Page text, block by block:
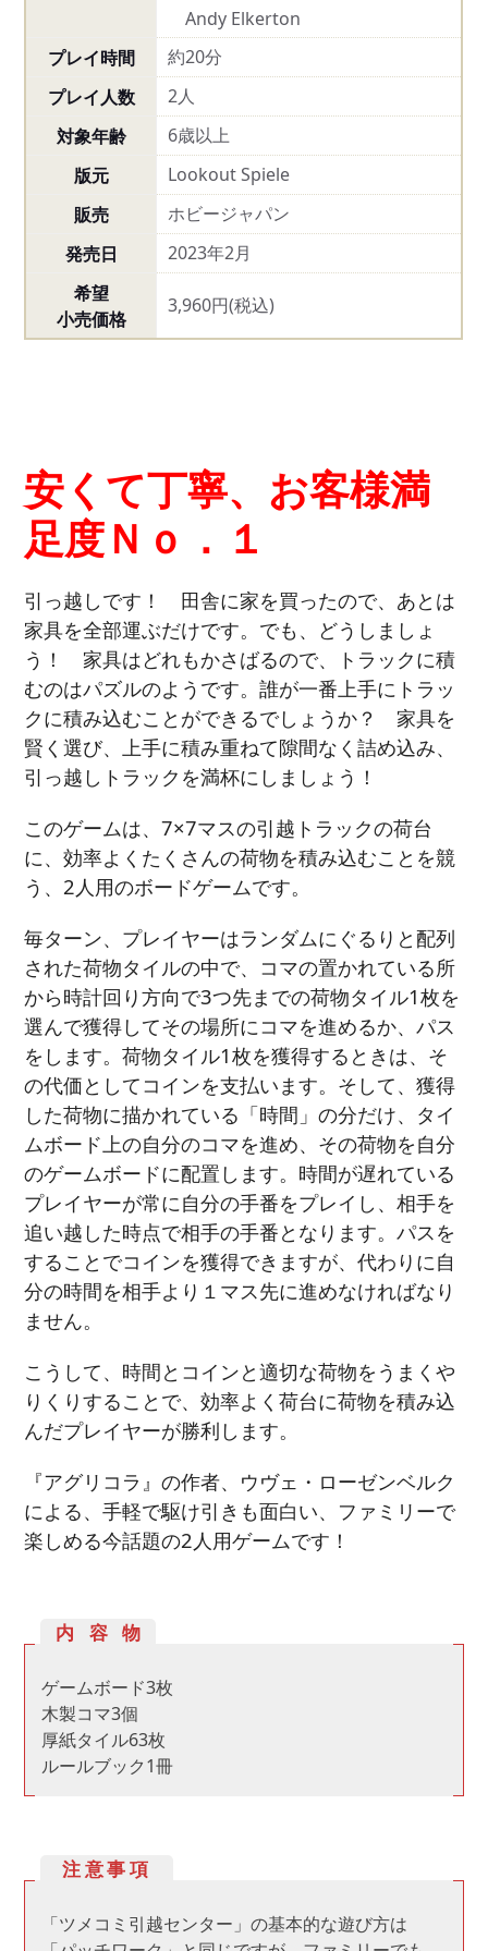
Andy Elkerton
プレイ時間
約20分
プレイ人数
2人
対象年齢
6歳以上
版元
Lookout Spiele
販売
ホビージャパン
発売日
2023年2月
希望
小売価格
3,960円(税込)
安くて丁寧、お客様満
足度Ｎｏ．１
引っ越しです！ 田舎に家を買ったので、あとは
家具を全部運ぶだけです。でも、どうしましょ
う！ 家具はどれもかさばるので、トラックに積
むのはパズルのようです。誰が一番上手にトラッ
クに積み込むことができるでしょうか？ 家具を
賢く選び、上手に積み重ねて隙間なく詰め込み、
引っ越しトラックを満杯にしましょう！
このゲームは、7×7マスの引越トラックの荷台
に、効率よくたくさんの荷物を積み込むことを競
う、2人用のボードゲームです。
毎ターン、プレイヤーはランダムにぐるりと配列
された荷物タイルの中で、コマの置かれている所
から時計回り方向で3つ先までの荷物タイル1枚を
選んで獲得してその場所にコマを進めるか、パス
をします。荷物タイル1枚を獲得するときは、そ
の代価としてコインを支払います。そして、獲得
した荷物に描かれている「時間」の分だけ、タイ
ムボード上の自分のコマを進め、その荷物を自分
のゲームボードに配置します。時間が遅れている
プレイヤーが常に自分の手番をプレイし、相手を
追い越した時点で相手の手番となります。パスを
することでコインを獲得できますが、代わりに自
分の時間を相手より１マス先に進めなければなり
ません。
こうして、時間とコインと適切な荷物をうまくや
りくりすることで、効率よく荷台に荷物を積み込
んだプレイヤーが勝利します。
『アグリコラ』の作者、ウヴェ・ローゼンベルク
による、手軽で駆け引きも面白い、ファミリーで
楽しめる今話題の2人用ゲームです！
内容物
ゲームボード3枚
木製コマ3個
厚紙タイル63枚
ルールブック1冊
注意事項
「ツメコミ引越センター」の基本的な遊び方は